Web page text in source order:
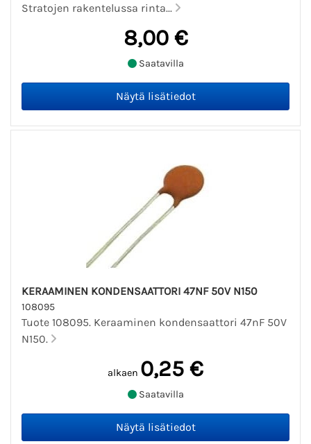
Stratojen rakentelussa rinta...
8,00 €
Saatavilla
KERAAMINEN KONDENSAATTORI 47NF 50V N150
108095
Tuote 108095. Keraaminen kondensaattori 47nF 50V
N150.
alkaen 0,25 €
Saatavilla